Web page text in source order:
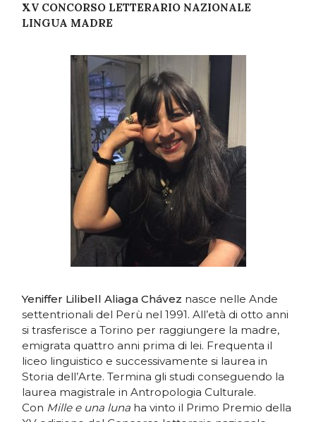
XV CONCORSO LETTERARIO NAZIONALE
LINGUA MADRE
Yeniffer Lilibell Aliaga Chávez nasce nelle Ande
settentrionali del Perù nel 1991. All’età di otto anni
si trasferisce a Torino per raggiungere la madre,
emigrata quattro anni prima di lei. Frequenta il
liceo linguistico e successivamente si laurea in
Storia dell’Arte. Termina gli studi conseguendo la
laurea magistrale in Antropologia Culturale.
Con Mille e una luna ha vinto il Primo Premio della